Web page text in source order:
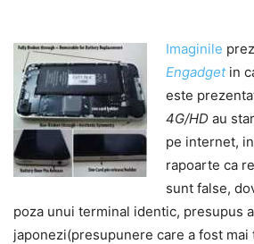
Imaginile
Engadgetin
este
4G/HD au
pe internet,
rapoarte ca
sunt false,
poza unui terminal identic, presupus
japonezi(presupunere care a fost mai